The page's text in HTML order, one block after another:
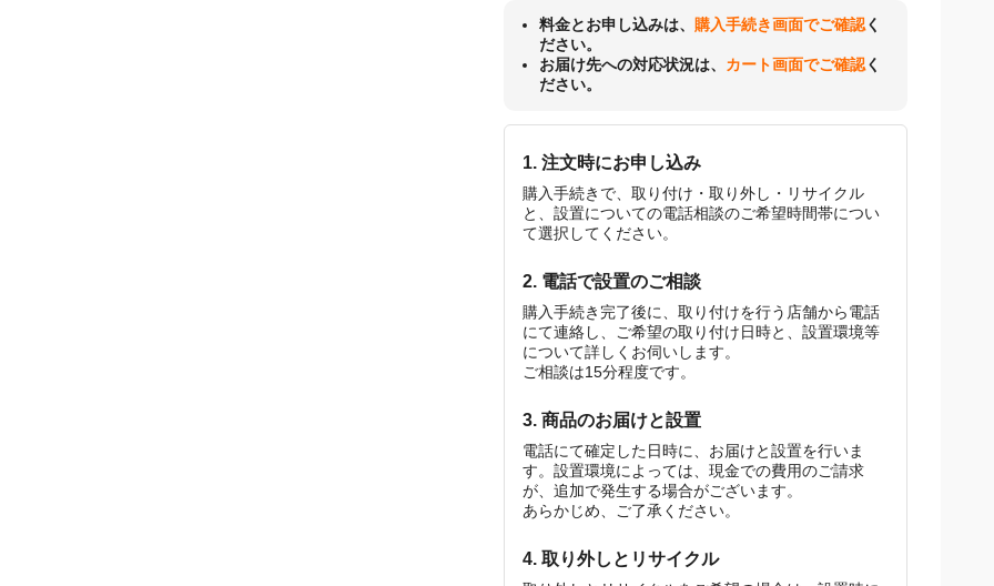
料金とお申し込みは、購入手続き画面でご確認 く
ださい。
ださい。
1. 注文時にお申し込み
購入手続きで、取り付け・取り外し・リサイクル
て選択してください。
2. 電話で設置のご相談
購入手続き完了後に、取り付けを行う店舗から電話
について詳しくお伺いします。
ご相談は15分程度です。
3. 商品のお届けと設置
電話にて確定した日時に、お届けと設置を行いま
が、追加で発生する場合がございます。